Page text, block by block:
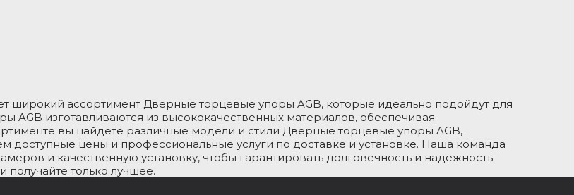
широкий ассортимент Дверные торцевые упоры AGB, которые идеально подойдут для
изготавливаются из высококачественных материалов, обеспечивая
вы найдете различные модели и стили Дверные торцевые упоры AGB,
цены и профессиональные услуги по доставке и установке. Наша команда
и качественную установку, чтобы гарантировать долговечность и надежность.
только лучшее.